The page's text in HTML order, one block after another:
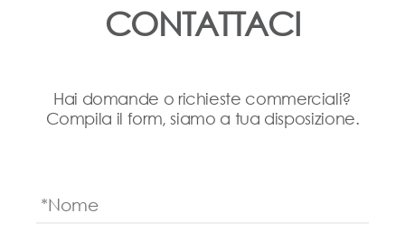
CONTATTACI
Hai domande o richieste commerciali?
Compila il form, siamo a tua disposizione.